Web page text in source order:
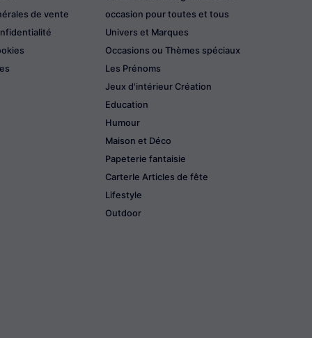
de vente
occasion pour toutes et tous
Univers et Marques
Occasions ou Thèmes spéciaux
Les Prénoms
Jeux d'intérieur Création
Education
Humour
Maison et Déco
Papeterie fantaisie
CarterIe Articles de fête
Lifestyle
Outdoor